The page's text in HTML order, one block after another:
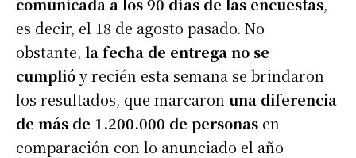
es decir, el 18 de agosto pasado. No
obstante, la fecha de entrega no se
cumplióy recién esta semana se brindaron
los resultados, que marcaron una diferencia
de más de 1.200.000 de personas en
comparación con lo anunciado el año